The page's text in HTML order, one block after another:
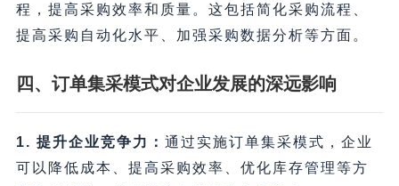
程，提高采购效率和质量。这包括简化采购流程、
提高采购自动化水平、加强采购数据分析等方面。
四、订单集采模式对企业发展的深远影响
1. 提升企业竞争力： 通过实施订单集采模式，企业
可以降低成本、提高采购效率、优化库存管理等方